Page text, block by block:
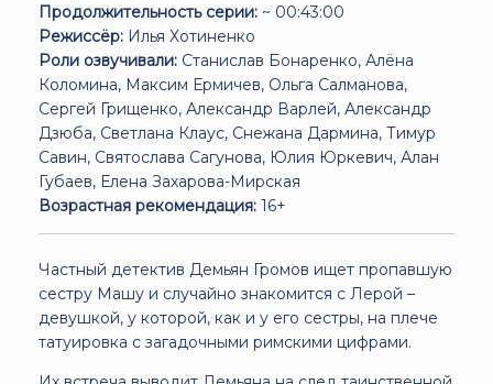
Продолжительность серии: ~ 00:43:00
Режиссёр: Илья Хотиненко
Роли озвучивали: Станислав Бонаренко, Алёна
Коломина, Максим Ермичев, Ольга Салманова,
Сергей Грищенко, Александр Варлей, Александр
Дзюба, Светлана Клаус, Снежана Дармина, Тимур
Савин, Святослава Сагунова, Юлия Юркевич, Алан
Губаев, Елена Захарова-Мирская
Возрастная рекомендация: 16+
Частный детектив Демьян Громов ищет пропавшую
сестру Машу и случайно знакомится с Лерой –
девушкой, у которой, как и у его сестры, на плече
татуировка с загадочными римскими цифрами.